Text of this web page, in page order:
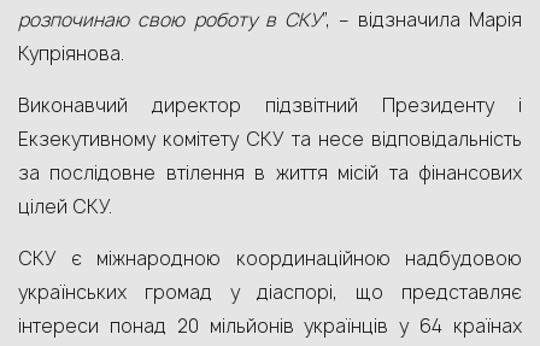
розпочинаю свою роботу в СКУ”, – відзначила Марія
Купріянова.
Виконавчий директор підзвітний Президенту і
Екзекутивному комітету СКУ та несе відповідальність
за послідовне втілення в життя місій та фінансових
цілей СКУ.
СКУ є міжнародною координаційною надбудовою
українських громад у діаспорі, що представляє
інтереси понад 20 мільйонів українців у 64 країнах